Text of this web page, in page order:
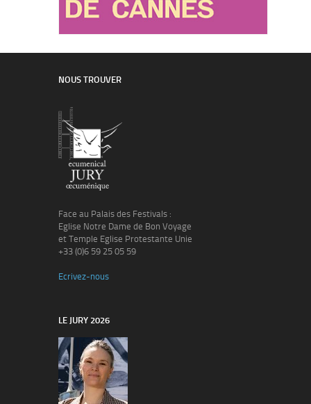
NOUS TROUVER
Face au Palais des Festivals :
Eglise Notre Dame de Bon Voyage
et Temple Eglise Protestante Unie
+33 (0)6 59 25 05 59
Ecrivez-nous
LE JURY 2026